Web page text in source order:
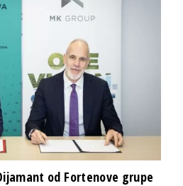
od Fortenove grupe